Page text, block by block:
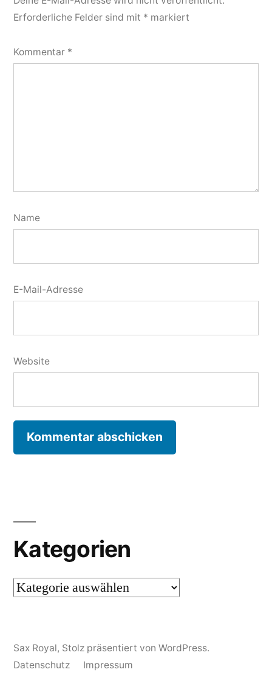
Erforderliche Felder sind mit * markiert
Kommentar *
Name
E-Mail-Adresse
Website
Kategorien
Kategorien
Sax Royal, Stolz präsentiert von WordPress.
Datenschutz
Impressum